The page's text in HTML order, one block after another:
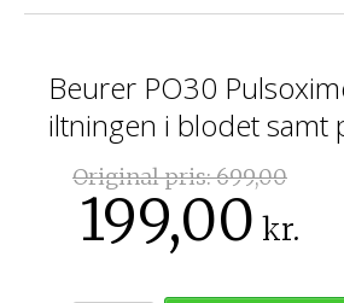
Beurer PO30
iltningen i blodet samt
Original pris:699,00
199,00 kr.